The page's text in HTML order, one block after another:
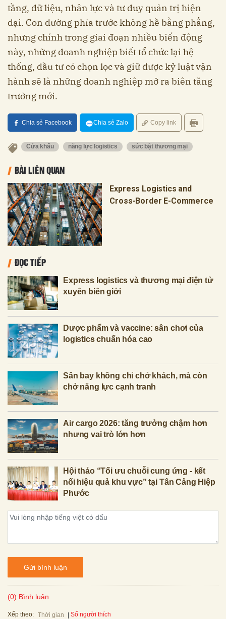
tầng, dữ liệu, nhân lực và tư duy quản trị hiện
đại. Con đường phía trước không hề bằng phẳng,
nhưng chính trong giai đoạn nhiều biến động
này, những doanh nghiệp biết tổ chức lại hệ
thống, đầu tư có chọn lọc và giữ được kỷ luật vận
hành sẽ là những doanh nghiệp mở ra biên tăng
trưởng mới.
Chia sẻ Facebook Chia sẻ Zalo Copy link
Cửa khẩu năng lực logistics sức bật thương mại
BÀI LIÊN QUAN
Express Logistics and
Cross-Border E-Commerce
ĐỌC TIẾP
Express logistics và thương mại điện tử
xuyên biên giới
Dược phẩm và vaccine: sân chơi của
logistics chuẩn hóa cao
Sân bay không chỉ chở khách, mà còn
chở năng lực cạnh tranh
Air cargo 2026: tăng trưởng chậm hơn
nhưng vai trò lớn hơn
Hội thảo “Tối ưu chuỗi cung ứng - kết
nối hiệu quả khu vực” tại Tân Cảng Hiệp
Phước
Gửi bình luận
(0) Bình luận
Xếp theo: Thời gian Số người thích